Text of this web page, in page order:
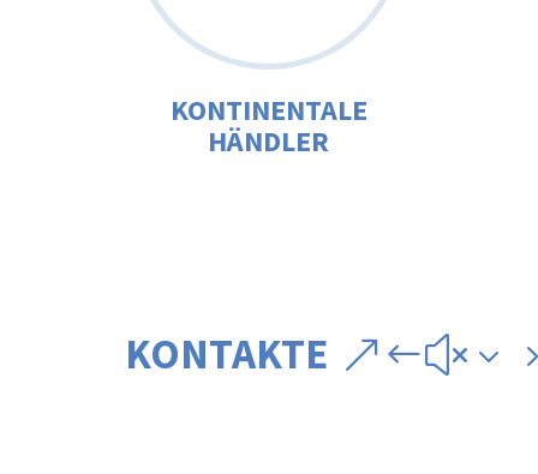
KONTINENTALE
HÄNDLER
KONTAKTE